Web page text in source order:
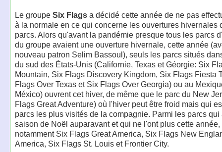
Le groupe Six Flagsa décidé cette année de ne pas
à la normale en ce qui concerne les ouvertures hivernales
parcs. Alors qu'avant la pandémie presque tous les parcs
du groupe avaient une ouverture hivernale, cette année
nouveau patron Selim Bassoul), seuls les parcs situés
du sud des États-Unis (Californie, Texas et Géorgie: Six
Mountain, Six Flags Discovery Kingdom, Six Flags Fiesta
Flags Over Texas et Six Flags Over Georgia) ou au
México) ouvrent cet hiver, de même que le parc du New
Flags Great Adventure) où l'hiver peut être froid mais qui
parcs les plus visités de la compagnie. Parmi les parcs qui
saison de Noël auparavant et qui ne l'ont plus cette année,
notamment Six Flags Great America, Six Flags New
America, Six Flags St. Louis et Frontier City.